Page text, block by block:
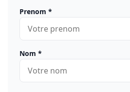
Prenom *
Nom *